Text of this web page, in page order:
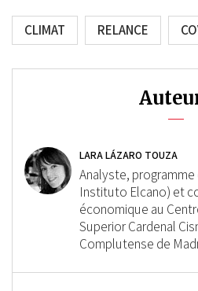
CLIMAT RELANCE
LARA LÁZARO TOUZA
Analyste,
Instituto Elcano) et
économique au
Superior Cardenal
Complutense de